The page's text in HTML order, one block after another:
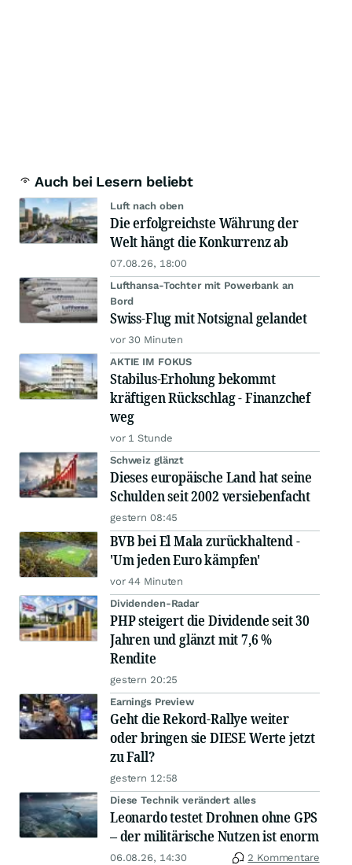
Auch bei Lesern beliebt
Luft nach oben
Die erfolgreichste Währung der
Welt hängt die Konkurrenz ab
07.08.26, 18:00
Lufthansa-Tochter mit Powerbank an
Bord
Swiss-Flug mit Notsignal gelandet
vor 30 Minuten
AKTIE IM FOKUS
Stabilus-Erholung bekommt
kräftigen Rückschlag - Finanzchef
weg
vor 1 Stunde
Schweiz glänzt
Dieses europäische Land hat seine
Schulden seit 2002 versiebenfacht
gestern 08:45
BVB bei El Mala zurückhaltend -
'Um jeden Euro kämpfen'
vor 44 Minuten
Dividenden-Radar
PHP steigert die Dividende seit 30
Jahren und glänzt mit 7,6 %
Rendite
gestern 20:25
Earnings Preview
Geht die Rekord-Rallye weiter
oder bringen sie DIESE Werte jetzt
zu Fall?
gestern 12:58
Diese Technik verändert alles
Leonardo testet Drohnen ohne GPS
– der militärische Nutzen ist enorm
06.08.26, 14:30 2 Kommentare